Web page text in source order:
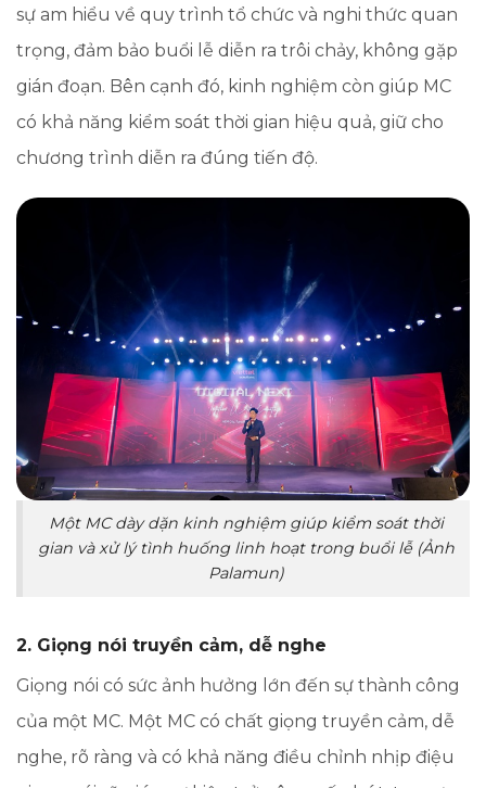
sự am hiểu về quy trình tổ chức và nghi thức quan
trọng, đảm bảo buổi lễ diễn ra trôi chảy, không gặp
gián đoạn. Bên cạnh đó, kinh nghiệm còn giúp MC
có khả năng kiểm soát thời gian hiệu quả, giữ cho
chương trình diễn ra đúng tiến độ.
Một MC dày dặn kinh nghiệm giúp kiểm soát thời
gian và xử lý tình huống linh hoạt trong buổi lễ (Ảnh
Palamun)
2. Giọng nói truyền cảm, dễ nghe
Giọng nói có sức ảnh hưởng lớn đến sự thành công
của một MC. Một MC có chất giọng truyền cảm, dễ
nghe, rõ ràng và có khả năng điều chỉnh nhịp điệu